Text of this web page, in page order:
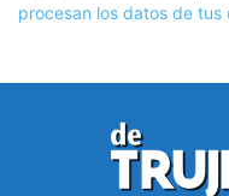
procesan los datos de tus